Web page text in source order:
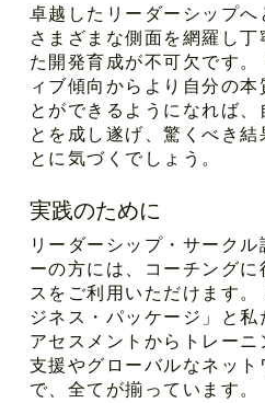
卓越したリーダーシップへ
さまざまな側面を網羅し
た開発育成が不可欠です
ィブ傾向からより自分の
とができるようになれば
とを成し遂げ、驚くべき
とに気づくでしょう。
実践のために
リーダーシップ・サーク
ーの方には、コーチング
スをご利用いただけます
ジネス・パッケージ」と私
アセスメントからトレー
支援やグローバルなネット
で、全てが揃っています。